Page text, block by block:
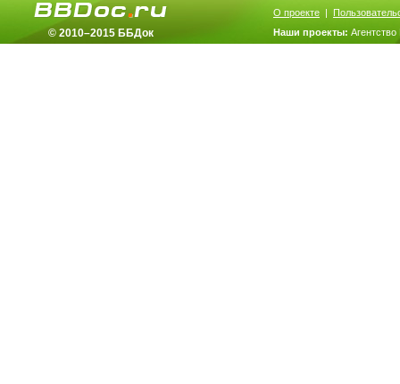
© 2010–2015 ББДок
О проекте |
Наши проекты: